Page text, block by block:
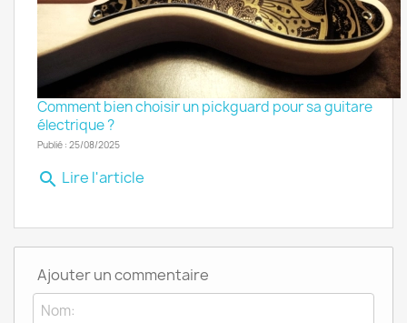
Comment bien choisir un pickguard pour sa guitare
électrique ?
Publié : 25/08/2025
search Lire l'article
Ajouter un commentaire